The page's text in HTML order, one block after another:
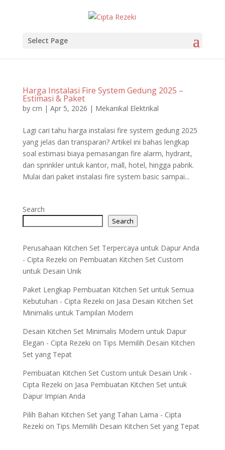
Select Page
Harga Instalasi Fire System Gedung 2025 –
Estimasi & Paket
by crn | Apr 5, 2026 | Mekanikal Elektrikal
Lagi cari tahu harga instalasi fire system gedung 2025
yang jelas dan transparan? Artikel ini bahas lengkap
soal estimasi biaya pemasangan fire alarm, hydrant,
dan sprinkler untuk kantor, mall, hotel, hingga pabrik.
Mulai dari paket instalasi fire system basic sampai...
Search
Search
Perusahaan Kitchen Set Terpercaya untuk Dapur Anda
- Cipta Rezeki on Pembuatan Kitchen Set Custom
untuk Desain Unik
Paket Lengkap Pembuatan Kitchen Set untuk Semua
Kebutuhan - Cipta Rezeki on Jasa Desain Kitchen Set
Minimalis untuk Tampilan Modern
Desain Kitchen Set Minimalis Modern untuk Dapur
Elegan - Cipta Rezeki on Tips Memilih Desain Kitchen
Set yang Tepat
Pembuatan Kitchen Set Custom untuk Desain Unik -
Cipta Rezeki on Jasa Pembuatan Kitchen Set untuk
Dapur Impian Anda
Pilih Bahan Kitchen Set yang Tahan Lama - Cipta
Rezeki on Tips Memilih Desain Kitchen Set yang Tepat